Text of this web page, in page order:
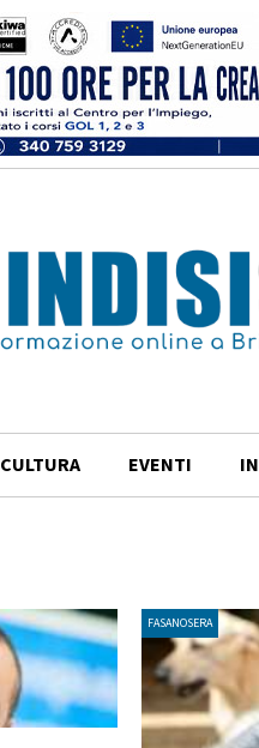
CULTURA EVENTI
FASANOSERA